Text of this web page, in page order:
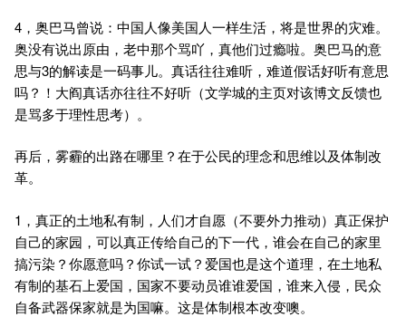
4，奥巴马曾说：中国人像美国人一样生活，将是世界的灾难。
奥没有说出原由，老中那个骂吖，真他们过瘾啦。奥巴马的意
思与3的解读是一码事儿。真话往往难听，难道假话好听有意思
吗？！大阎真话亦往往不好听（文学城的主页对该博文反馈也
是骂多于理性思考）。
再后，雾霾的出路在哪里？在于公民的理念和思维以及体制改
革。
1，真正的土地私有制，人们才自愿（不要外力推动）真正保护
自己的家园，可以真正传给自己的下一代，谁会在自己的家里
搞污染？你愿意吗？你试一试？爱国也是这个道理，在土地私
有制的基石上爱国，国家不要动员谁谁爱国，谁来入侵，民众
自备武器保家就是为国嘛。这是体制根本改变噢。